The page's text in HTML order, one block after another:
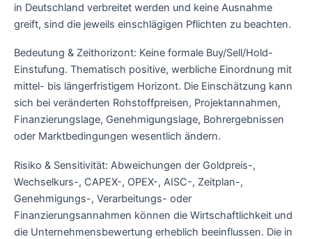
in Deutschland verbreitet werden und keine Ausnahme
greift, sind die jeweils einschlägigen Pflichten zu beachten.
Bedeutung & Zeithorizont: Keine formale Buy/Sell/Hold-
Einstufung. Thematisch positive, werbliche Einordnung mit
mittel- bis längerfristigem Horizont. Die Einschätzung kann
sich bei veränderten Rohstoffpreisen, Projektannahmen,
Finanzierungslage, Genehmigungslage, Bohrergebnissen
oder Marktbedingungen wesentlich ändern.
Risiko & Sensitivität: Abweichungen der Goldpreis-,
Wechselkurs-, CAPEX-, OPEX-, AISC-, Zeitplan-,
Genehmigungs-, Verarbeitungs- oder
Finanzierungsannahmen können die Wirtschaftlichkeit und
die Unternehmensbewertung erheblich beeinflussen. Die in